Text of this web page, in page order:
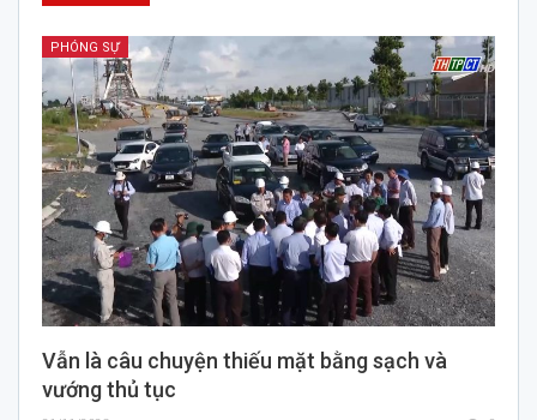
PHÓNG SỰ
Vẫn là câu chuyện thiếu mặt bằng sạch và
vướng thủ tục